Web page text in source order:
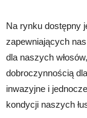
Na rynku dostępny
zapewniających
dla naszych
dobroczynnością
inwazyjne i
kondycji naszych